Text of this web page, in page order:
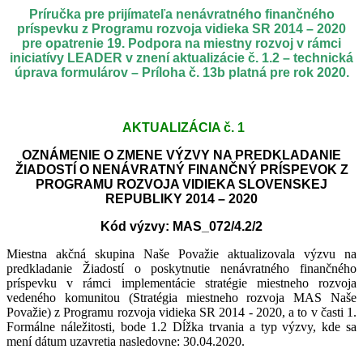
Príručka pre prijímateľa nenávratného finančného
príspevku z Programu rozvoja vidieka SR 2014 – 2020
pre opatrenie 19. Podpora na miestny rozvoj v rámci
iniciatívy LEADER v znení aktualizácie č. 1.2 – technická
úprava formulárov – Príloha č. 13b platná pre rok 2020.
AKTUALIZÁCIA č. 1
OZNÁMENIE O ZMENE VÝZVY NA PREDKLADANIE
ŽIADOSTÍ O NENÁVRATNÝ FINANČNÝ PRÍSPEVOK Z
PROGRAMU ROZVOJA VIDIEKA SLOVENSKEJ
REPUBLIKY 2014 – 2020
Kód výzvy: MAS_072/4.2/2
Miestna akčná skupina Naše Považie aktualizovala výzvu na
predkladanie Žiadostí o poskytnutie nenávratného finančného
príspevku v rámci implementácie stratégie miestneho rozvoja
vedeného komunitou (Stratégia miestneho rozvoja MAS Naše
Považie) z Programu rozvoja vidieka SR 2014 - 2020, a to v časti 1.
Formálne náležitosti, bode 1.2 Dĺžka trvania a typ výzvy, kde sa
mení dátum uzavretia nasledovne: 30.04.2020.